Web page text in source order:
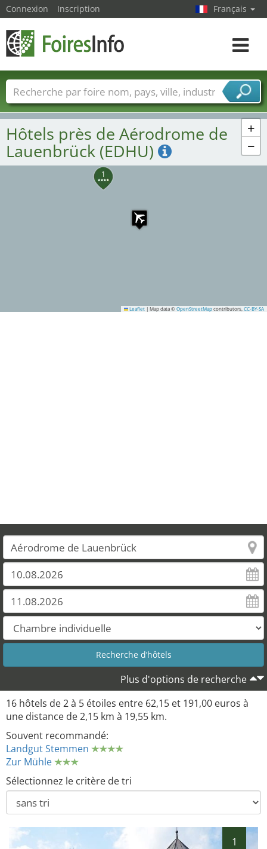
1
+
−
Leaflet | Map data © OpenStreetMap contributors, CC-BY-SA
Hôtels près de Aérodrome de
Lauenbrück (EDHU)
Plus d'options de recherche
16 hôtels de 2 à 5 étoiles entre 62,15 et 191,00 euros à
une distance de 2,15 km à 19,55 km.
Souvent recommandé:
Landgut Stemmen
Zur Mühle
Sélectionnez le critère de tri
1
Connexion Inscription Français
Toggle
Foire noms Pays Villes
Secteurs de foire
Secteurs du fournisseur de services